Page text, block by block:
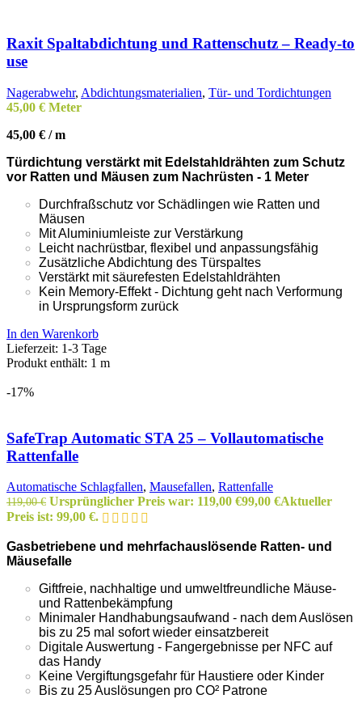
Raxit Spaltabdichtung und Rattenschutz – Ready-to
use
Nagerabwehr, Abdichtungsmaterialien, Tür- und Tordichtungen
45,00 € Meter
45,00 € /m
Türdichtung verstärkt mit Edelstahldrähten zum Schutz
vor Ratten und Mäusen zum Nachrüsten - 1 Meter
Durchfraßschutz vor Schädlingen wie Ratten und
Mäusen
Mit Aluminiumleiste zur Verstärkung
Leicht nachrüstbar, flexibel und anpassungsfähig
Zusätzliche Abdichtung des Türspaltes
Verstärkt mit säurefesten Edelstahldrähten
Kein Memory-Effekt - Dichtung geht nach Verformung
in Ursprungsform zurück
In den Warenkorb
Lieferzeit: 1-3 Tage
Produkt enthält: 1 m
-17%
SafeTrap Automatic STA 25 – Vollautomatische
Rattenfalle
Automatische Schlagfallen, Mausefallen, Rattenfalle
119,00€ Ursprünglicher Preis war: 119,00 €99,00 €Aktueller
Preis ist: 99,00 €.
Gasbetriebene und mehrfachauslösende Ratten- und
Mäusefalle
Giftfreie, nachhaltige und umweltfreundliche Mäuse-
und Rattenbekämpfung
Minimaler Handhabungsaufwand - nach dem Auslösen
bis zu 25 mal sofort wieder einsatzbereit
Digitale Auswertung - Fangergebnisse per NFC auf
das Handy
Keine Vergiftungsgefahr für Haustiere oder Kinder
Bis zu 25 Auslösungen pro CO² Patrone